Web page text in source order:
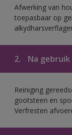
Afwerking van
toepasbaar op
2. Na gebruik
Reiniging
gootsteen en
Verfresten